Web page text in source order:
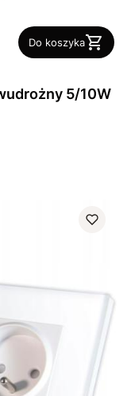
Do koszyka
5/10W